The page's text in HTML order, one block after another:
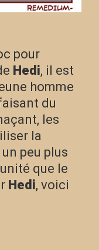
pour
Hedi, il est
homme
du
les
la
peu plus
que le
Hedi, voici